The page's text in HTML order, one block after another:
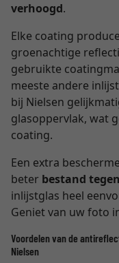
verhoogd.
Elke coating
groenachtige
gebruikte
meeste andere
bij Nielsen
glasoppervlak, wat
coating.
Een extra
beter bestand
inlijstglas heel
Geniet van uw foto
Voordelen van de
Nielsen